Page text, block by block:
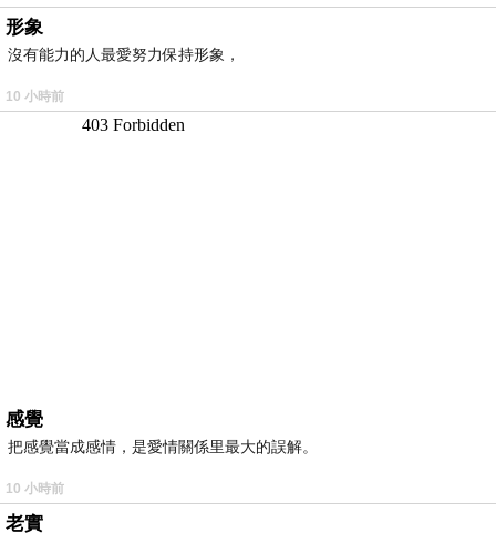
形象
沒有能力的人最愛努力保持形象，
10 小時前
感覺
把感覺當成感情，是愛情關係里最大的誤解。
10 小時前
老實